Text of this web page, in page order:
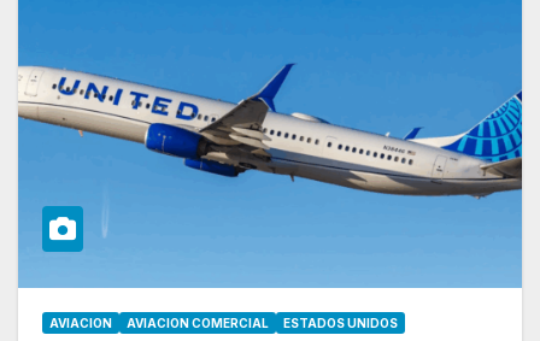
AVIACION AVIACION COMERCIAL ESTADOS UNIDOS